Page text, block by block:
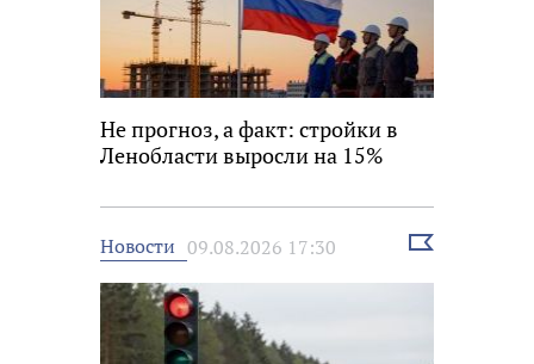
Не прогноз, а факт: стройки в
Ленобласти выросли на 15%
Новости 09.08.2026 17:30
Выбрать